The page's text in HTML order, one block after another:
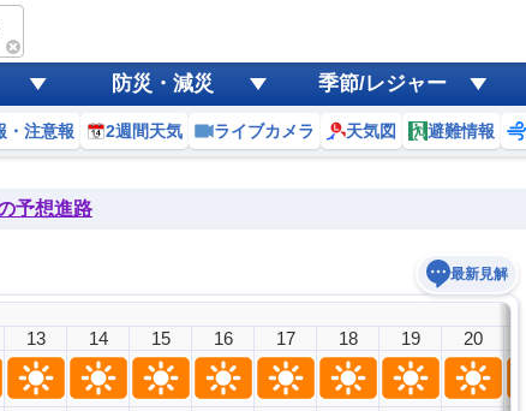
防災・減災 季節/レジャー
・注意報 2週間天気 ライブカメラ 天気図 避難情報
予想進路
最新見解
13 14 15 16 17 18 19 20